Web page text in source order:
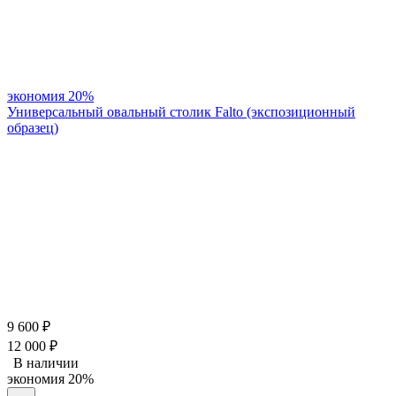
экономия 20%
Универсальный овальный столик Falto (экспозиционный
образец)
9 600 ₽
12 000 ₽
В наличии
экономия 20%